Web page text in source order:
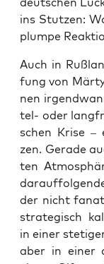
ins Stut­zen:
plum­pe
Auch in
fung von
nen
tel- oder
schen Kri­se
zen. Gera­de
ten
der nicht
stra­te­gisch
in einer
aber in einer